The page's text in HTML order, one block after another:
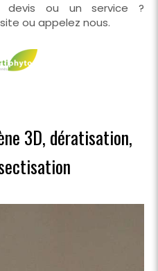
devis ou un service ?
ou appelez nous.
3D, dératisation,